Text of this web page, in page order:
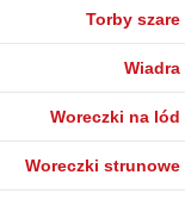
Torby szare
Wiadra
Woreczki na lód
Woreczki strunowe